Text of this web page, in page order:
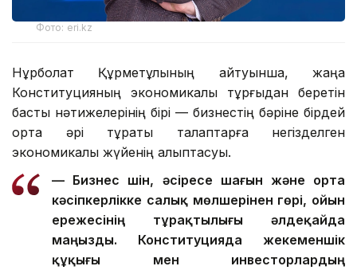
Фото: eri.kz
Нұрболат Құрметұлының айтуынша, жаңа
Конституцияның экономикалық тұрғыдан беретін
басты нәтижелерінің бірі — бизнестің бәріне бірдей
ортақ әрі тұрақты талаптарға негізделген
экономикалық жүйенің қалыптасуы.
— Бизнес үшін, әсіресе шағын және орта
кәсіпкерлікке салық мөлшерінен гөрі, ойын
ережесінің тұрақтылығы әлдеқайда
маңызды. Конституцияда жекеменшік
құқығы мен инвесторлардың